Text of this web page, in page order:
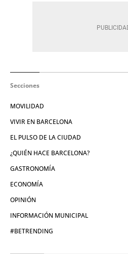
Secciones
MOVILIDAD
VIVIR EN BARCELONA
EL PULSO DE LA CIUDAD
¿QUIÉN HACE BARCELONA?
GASTRONOMÍA
ECONOMÍA
OPINIÓN
INFORMACIÓN MUNICIPAL
#BETRENDING